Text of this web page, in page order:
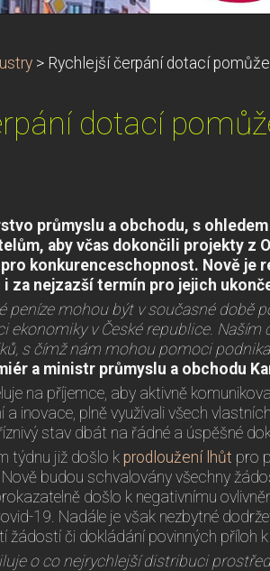
> Rychlejší čerpání dotací
dotací
průmyslu a obchodu, s
aby včas dokončili projekty z
konkurenceschopnost. Nově je
za nejzazší termín pro jejich
peníze mohou být v současné době
ekonomiky v České republice. Naším
s čímž nám mohou pomoci
a ministr průmyslu a obchodu
na příjemce, aby aktivně
a inovace, plně využívali všech
stav dbát na řádné a úspěšné
týdnu již došlo kprodloužení lhůt pro
budou schvalovány všechny
došlo k negativnímu
19. Nadále je však nezbytné
žádostí či dokládání povinných příloh
o co nejrychlejší distribuci